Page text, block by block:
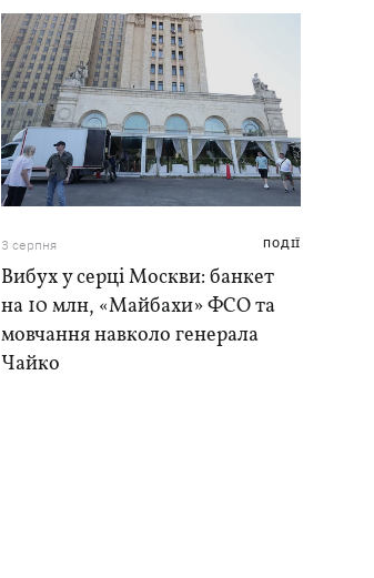
3 серпня ПОДІЇ
Вибух у серці Москви: банкет
на 10 млн, «Майбахи» ФСО та
мовчання навколо генерала
Чайко